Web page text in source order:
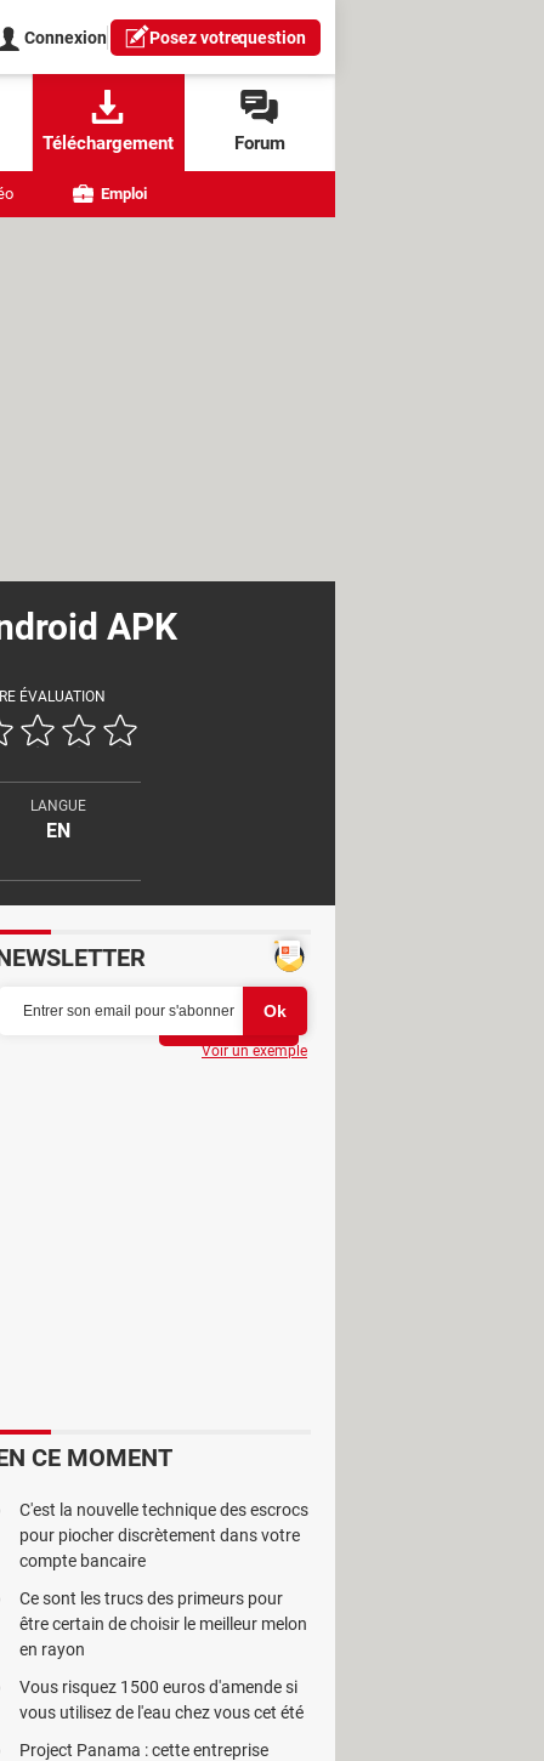
Connexion Posez votrequestion
Téléchargement Forum
Emploi
APK
ÉVALUATION
LANGUE
EN
appareils Android.
Voir un exemple
CE MOMENT
C'est la nouvelle technique des escrocs
pour piocher discrètement dans votre
compte bancaire
Ce sont les trucs des primeurs pour
être certain de choisir le meilleur melon
en rayon
Vous risquez 1500 euros d'amende si
vous utilisez de l'eau chez vous cet été
Project Panama : cette entreprise